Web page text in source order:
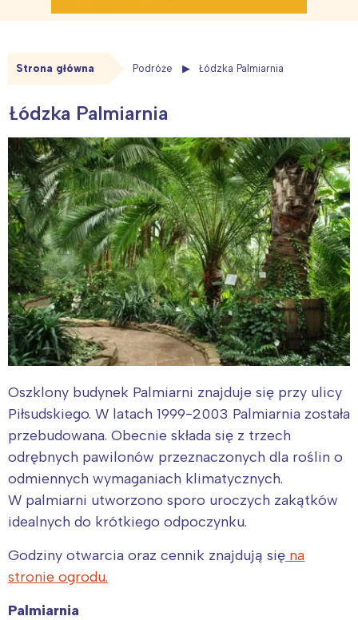
Strona główna Podróże Łódzka Palmiarnia
Łódzka Palmiarnia
Oszklony budynek Palmiarni znajduje się przy ulicy
Piłsudskiego. W latach 1999-2003 Palmiarnia została
przebudowana. Obecnie składa się z trzech
odrębnych pawilonów przeznaczonych dla roślin o
odmiennych wymaganiach klimatycznych.
W palmiarni utworzono sporo uroczych zakątków
idealnych do krótkiego odpoczynku.
Godziny otwarcia oraz cennik znajdują się na
stronie ogrodu.
Palmiarnia